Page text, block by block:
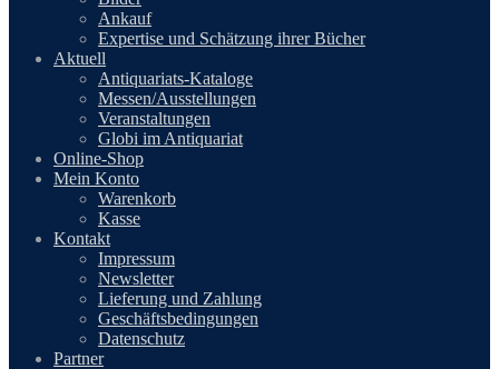
Ankauf
Expertise und Schätzung ihrer Bücher
Aktuell
Antiquariats-Kataloge
Messen/Ausstellungen
Veranstaltungen
Globi im Antiquariat
Online-Shop
Mein Konto
Warenkorb
Kasse
Kontakt
Impressum
Newsletter
Lieferung und Zahlung
Geschäftsbedingungen
Datenschutz
Partner